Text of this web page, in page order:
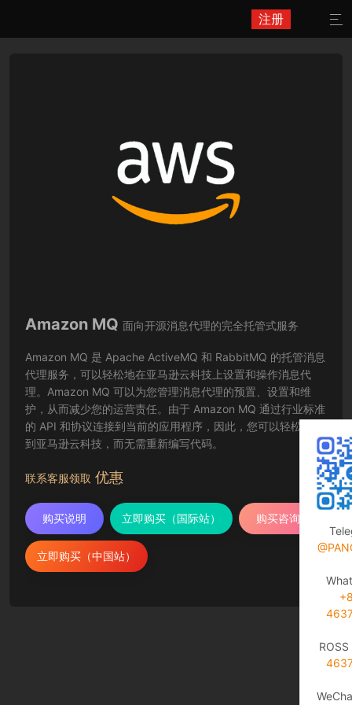
注册 
Amazon MQ 面向开源消息代理的完全托管式服务
Amazon MQ 是 Apache ActiveMQ 和 RabbitMQ 的托管消息
代理服务，可以轻松地在亚马逊云科技上设置和操作消息代
理。Amazon MQ 可以为您管理消息代理的预置、设置和维
护，从而减少您的运营责任。由于 Amazon MQ 通过行业标准
的 API 和协议连接到当前的应用程序，因此，您可以轻松迁移
到亚马逊云科技，而无需重新编写代码。
联系客服领取 优惠
购买说明 立即购买（国际站） 购买咨询
立即购买（中国站）